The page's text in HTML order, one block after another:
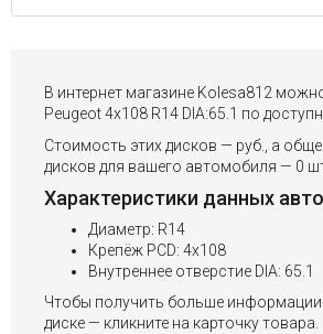
В интернет магазине Kolesa812
Peugeot 4x108 R14 DIA:65.1 по
Стоимость этих дисков — руб., а
дисков для вашего автомобиля — 0
Характеристики данных
Диаметр: R14
Крепёж PCD: 4x108
Внутреннее отверстие DIA: 65.1
Чтобы получить больше
диске — кликните на карточку товара.